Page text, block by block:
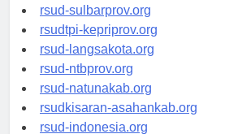
rsud-brebeskab.org
rsud-sulbarprov.org
rsudtpi-kepriprov.org
rsud-langsakota.org
rsud-ntbprov.org
rsud-natunakab.org
rsudkisaran-asahankab.org